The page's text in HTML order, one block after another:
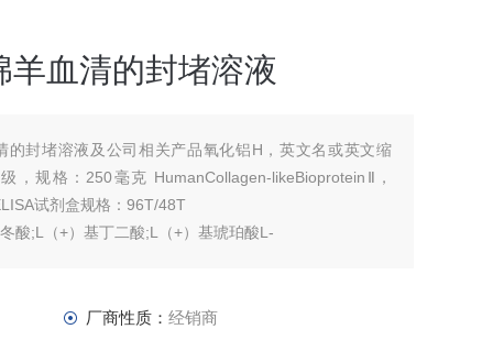
血清的封堵溶液
的封堵溶液及公司相关产品氧化铝H，英文名或英文缩
，规格：250毫克 HumanCollagen-likeBioproteinⅡ，
试剂盒规格：96T/48T
酸;L（+）基丁二酸;L（+）基琥珀酸L-
厂商性质： 经销商